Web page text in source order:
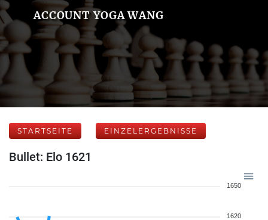
ACCOUNT YOGA WANG
STARTSEITE EINZELERGEBNISSE
Bullet: Elo 1621
1650
1620